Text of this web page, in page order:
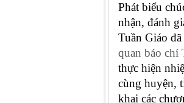
Phát biểu
nhận, đánh
Tuần Giáo
quan báo chí
thực hiện
cùng huyện,
khai các